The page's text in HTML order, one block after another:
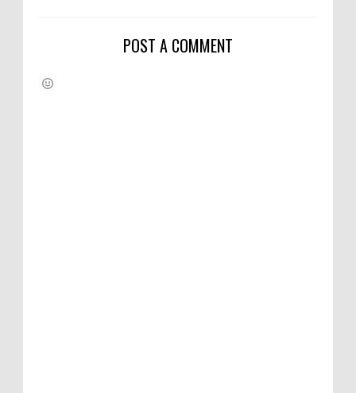
POST A COMMENT